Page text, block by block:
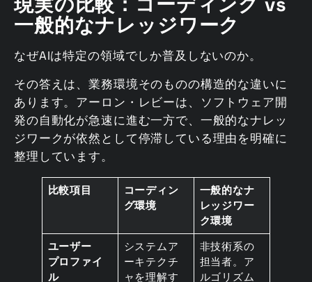
一般的なナレッジワーク
なぜAIは特定の領域でしか普及しないのか。
その答えは、業務環境そのものの構造的な違いに
あります。アーロン・レビーは、ソフトウェア開
発の自動化が急速に進む一方で、一般的なナレッ
ジワークが依然として停滞している理由を明確に
整理しています。
比較項目
コーディン
グ環境
一般的なナ
レッジワー
ク環境
ユーザー
プロファイ
ル
システムア
ーキテクチ
ャを理解す
非技術系の
担当者。ア
ルゴリズム